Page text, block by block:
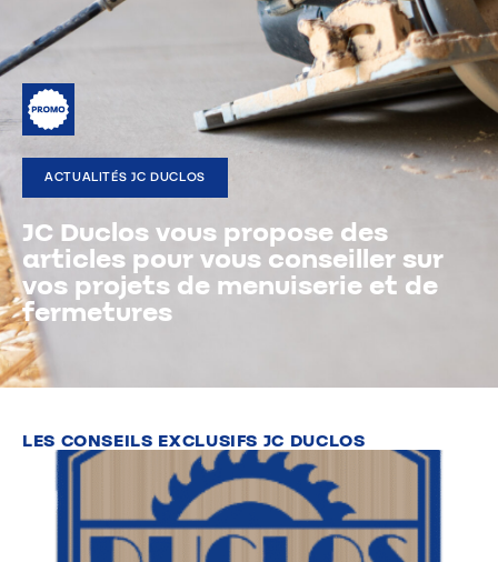
ACTUALITÉS JC DUCLOS
JC Duclos vous propose des
articles pour vous conseiller sur
vos projets de menuiserie et de
fermetures
LES CONSEILS EXCLUSIFS JC DUCLOS